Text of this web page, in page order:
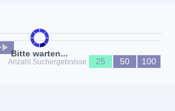
Bitte warten...
Anzahl Suchergebnisse
25 50 100